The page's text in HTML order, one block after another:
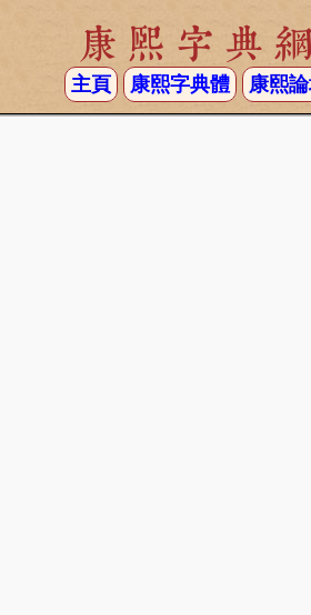
康熙字典
主頁 康熙字典體 康熙